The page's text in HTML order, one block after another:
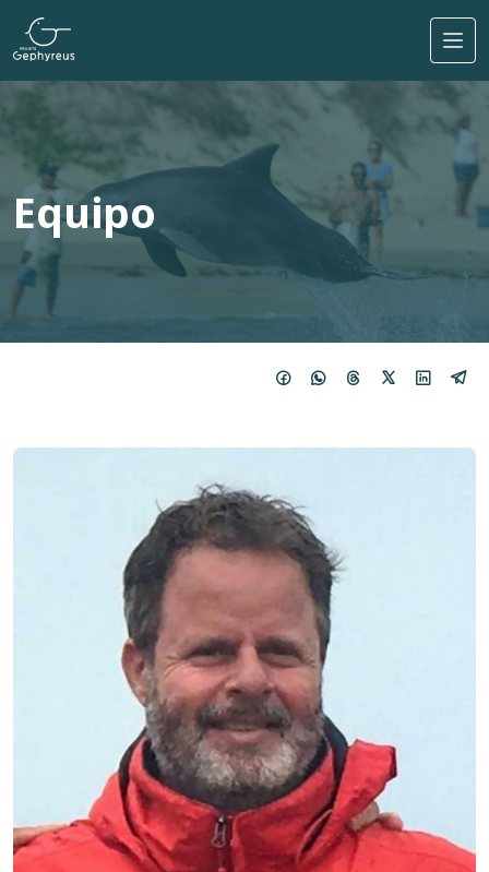
Pasar al contenido principal
Equipo
Imagem